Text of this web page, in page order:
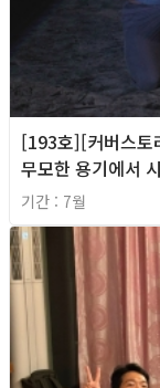
[193호][커버스토
무모한 용기에서
기간 : 7월